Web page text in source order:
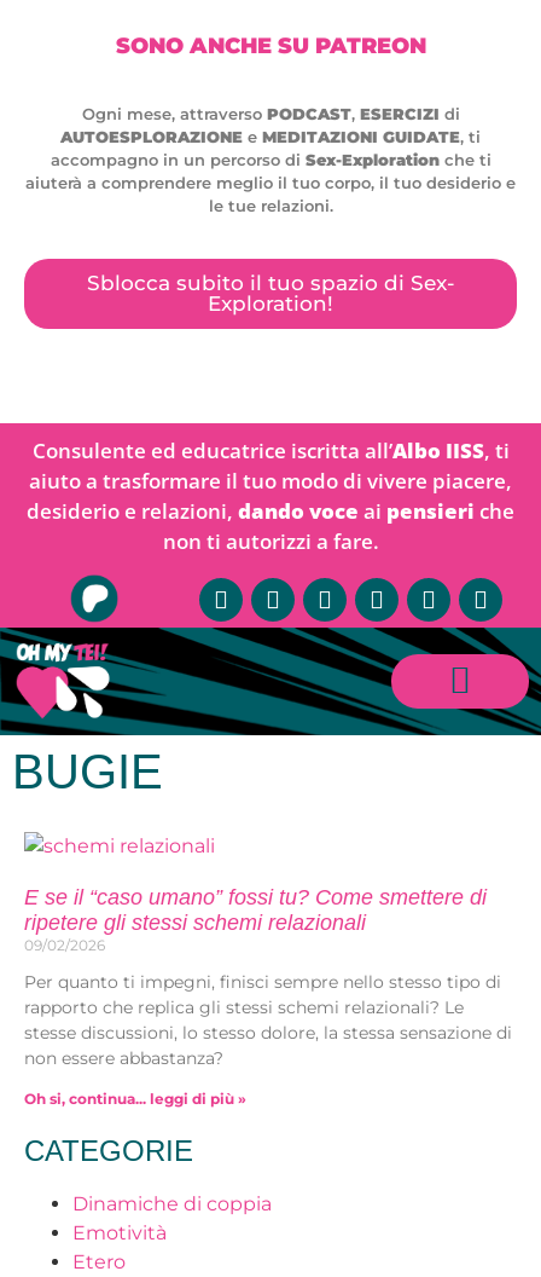
SONO ANCHE SU PATREON
Ogni mese, attraverso PODCAST, ESERCIZI di
AUTOESPLORAZIONE e MEDITAZIONI GUIDATE, ti
accompagno in un percorso di Sex-Explorationche ti
aiuterà a comprendere meglio il tuo corpo, il tuo desiderio e
le tue relazioni.
Sblocca subito il tuo spazio di Sex-
Exploration!
Consulente ed educatrice iscritta all’Albo IISS, ti
aiuto a trasformare il tuo modo di vivere piacere,
desiderio e relazioni, dando voce ai pensieri che
non ti autorizzi a fare.
BUGIE
E se il “caso umano” fossi tu? Come smettere di
ripetere gli stessi schemi relazionali
09/02/2026
Per quanto ti impegni, finisci sempre nello stesso tipo di
rapporto che replica gli stessi schemi relazionali? Le
stesse discussioni, lo stesso dolore, la stessa sensazione di
non essere abbastanza?
Oh si, continua... leggi di più »
CATEGORIE
Dinamiche di coppia
Emotività
Etero